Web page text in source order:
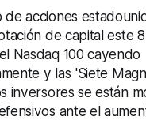
de acciones
de capital este
Nasdaq 100 cayendo
y las 'Siete
inversores se están
ante el